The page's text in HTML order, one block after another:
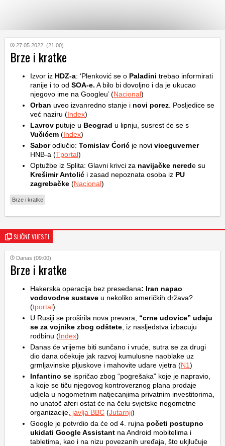
KATEGORIJE
HRVATSKI
WEB
27.05.2022. (21:00)
Brze i kratke
Izvor iz HDZ-a: ‘Plenković se o Paladini trebao informirati
ranije i to od SOA-e. A bilo bi dovoljno i da je ukucao
njegovo ime na Googleu’ (Nacional)
Orban uveo izvanredno stanje i novi porez . Posljedice se
već naziru (Index)
Lavrov putuje u Beograd u lipnju, susrest će se s
Vučićem (Index)
Saborodlučio: Tomislav Ćorić je novi viceguverner
HNB-a (Tportal)
Optužbe iz Splita: Glavni krivci za navijačke nerede su
Krešimir Antolić i zasad nepoznata osoba iz PU
zagrebačke (Nacional)
Brze i kratke
SLIČNE VIJESTI
Danas (09:00)
Brze i kratke
Hakerska operacija bez presedana: Iran napao
vodovodne sustave u nekoliko američkih država?
(tportal)
U Rusiji se proširila nova prevara, “crne udovice” udaju
se za vojnike zbog odštete , iz nasljedstva izbacuju
rodbinu (Index)
Danas će vrijeme biti sunčano i vruće, sutra se za drugi
dio dana očekuje jak razvoj kumulusne naoblake uz
grmljavinske pljuskove i mahovite udare vjetra (N1)
Infantino se ispričao zbog “pogrešaka” koje je napravio,
a koje se tiču njegovog kontroverznog plana prodaje
udjela u nogometnim natjecanjima privatnim investitorima,
no unatoč aferi ostat će na čelu svjetske nogometne
organizacije, javlja BBC (Jutarnji)
Google je potvrdio da će od 4. rujna početi postupno
ukidati Google Assistant na Android mobitelima i
tabletima, kao i na nizu povezanih uređaja, što ukjlučuje